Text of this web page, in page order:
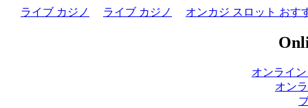
ライブ カジノ ライブ カジノ オンカジ スロット おす
オンライ
オン